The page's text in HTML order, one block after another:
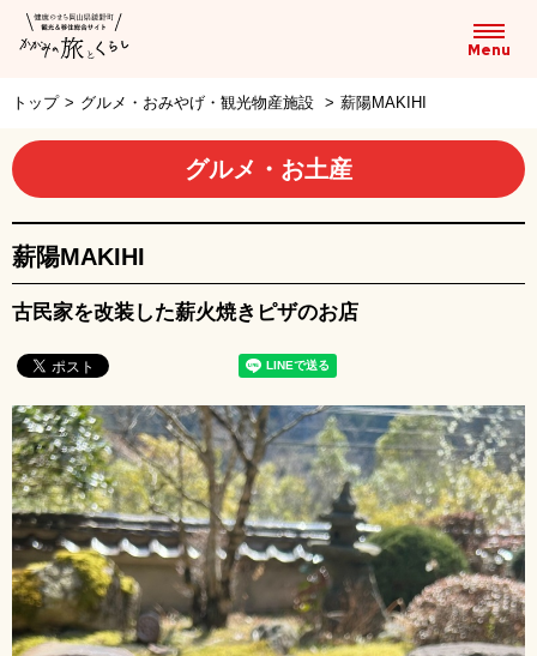
トップ > グルメ・おみやげ・観光物産施設 > 薪陽MAKIHI
グルメ・お土産
薪陽MAKIHI
古民家を改装した薪火焼きピザのお店